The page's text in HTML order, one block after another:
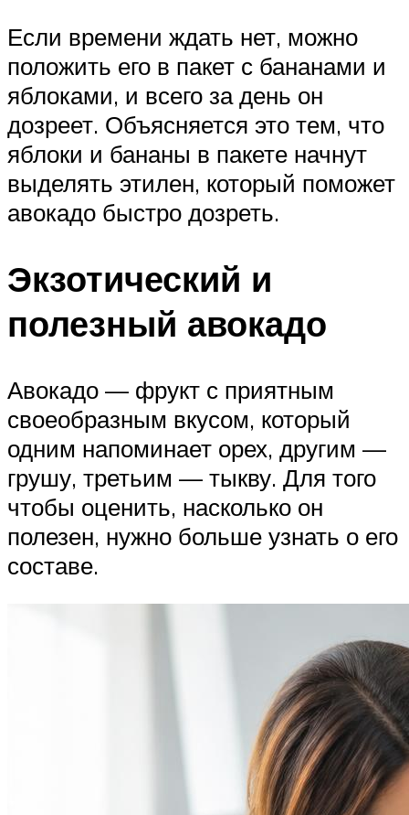
Если времени ждать нет, можно
положить его в пакет с бананами и
яблоками, и всего за день он
дозреет. Объясняется это тем, что
яблоки и бананы в пакете начнут
выделять этилен, который поможет
авокадо быстро дозреть.
Экзотический и
полезный авокадо
Авокадо — фрукт с приятным
своеобразным вкусом, который
одним напоминает орех, другим —
грушу, третьим — тыкву. Для того
чтобы оценить, насколько он
полезен, нужно больше узнать о его
составе.